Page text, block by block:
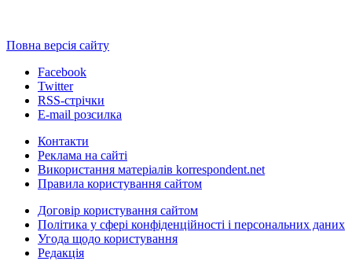
Повна версія сайту
Facebook
Twitter
RSS-стрічки
E-mail розсилка
Контакти
Реклама на сайті
Використання матеріалів korrespondent.net
Правила користування сайтом
Договір користування сайтом
Політика у сфері конфіденційності і персональних даних
Угода щодо користування
Редакція